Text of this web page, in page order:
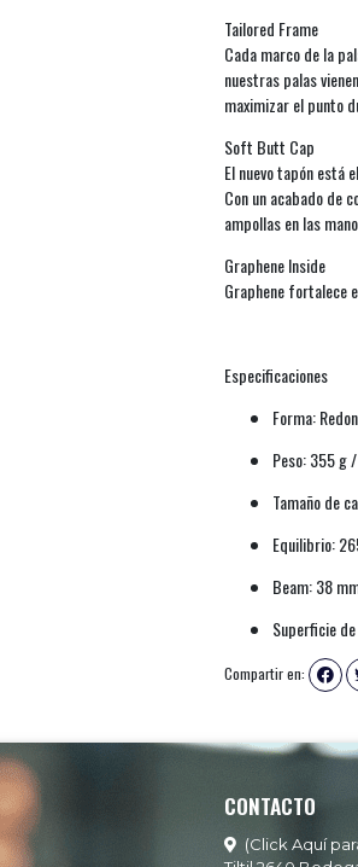
Tailored Frame
Cada marco de la
nuestras palas
maximizar el punto
Soft Butt Cap
El nuevo tapón está
Con un acabado de
ampollas en las
Graphene Inside
Graphene fortalece
Especificaciones
Forma:
Peso: 355 g
Tamaño de
Equilibrio:
Beam: 38
Superficie
Compartir en:
CONTACTO
(Click Aquí